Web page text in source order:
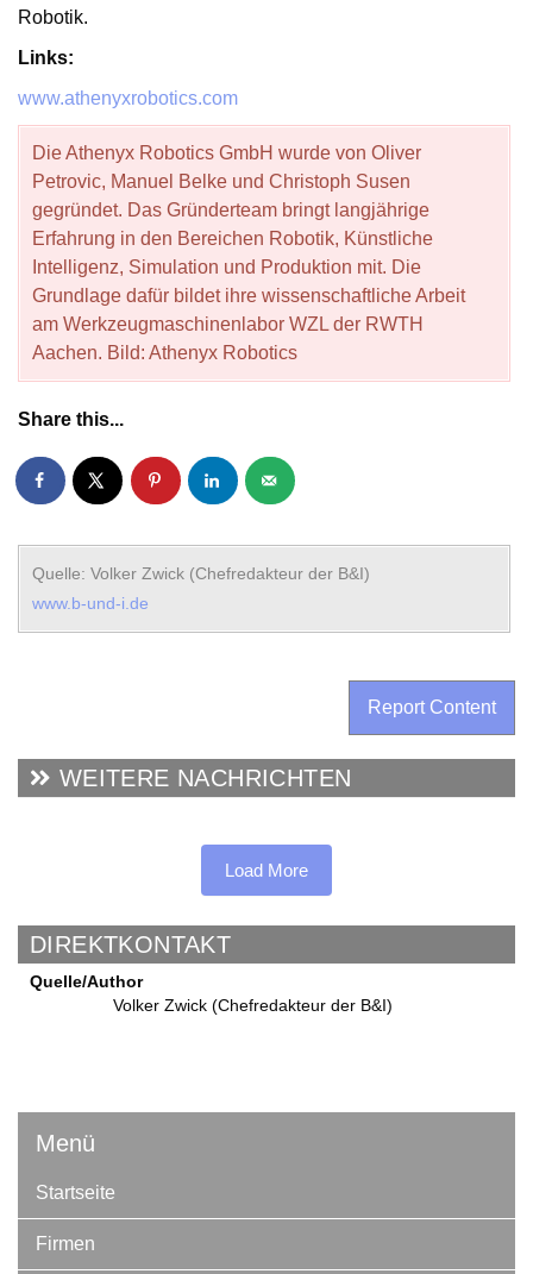
Robotik.
Links:
www.athenyxrobotics.com
Die Athenyx Robotics GmbH wurde von Oliver
Petrovic, Manuel Belke und Christoph Susen
gegründet. Das Gründerteam bringt langjährige
Erfahrung in den Bereichen Robotik, Künstliche
Intelligenz, Simulation und Produktion mit. Die
Grundlage dafür bildet ihre wissenschaftliche Arbeit
am Werkzeugmaschinenlabor WZL der RWTH
Aachen. Bild: Athenyx Robotics
Share this...
Quelle: Volker Zwick (Chefredakteur der B&I)
www.b-und-i.de
Report Content
WEITERE NACHRICHTEN
Load More
DIREKTKONTAKT
Quelle/Author
Volker Zwick (Chefredakteur der B&I)
Menü
Startseite
Firmen